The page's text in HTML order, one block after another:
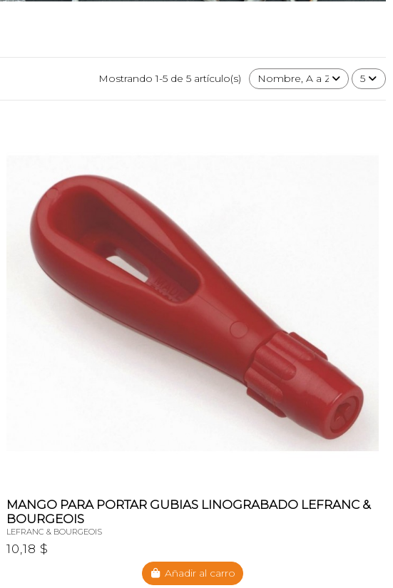
Mostrando 1-5 de 5 artículo(s) Nombre, A a Z 5
MANGO PARA PORTAR GUBIAS LINOGRABADO LEFRANC &
BOURGEOIS
LEFRANC & BOURGEOIS
10,18 $
Añadir al carro